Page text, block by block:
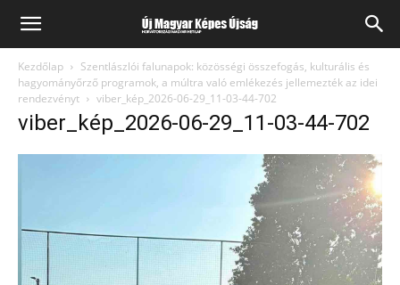
Kezdőlap
Szentlászlói falunapok: közösségi összefogás, kulturális és
hagyományőrző programok, a múltra való emlékezés jellemezték az idei
rendezvényt
viber_kép_2026-06-29_11-03-44-702
viber_kép_2026-06-29_11-03-44-702